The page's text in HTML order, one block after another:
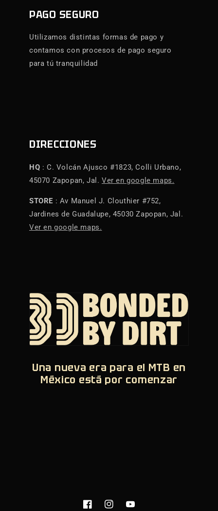
PAGO SEGURO
Utilizamos distintas formas de pago y
contamos con procesos de pago seguro
para tú tranquilidad
DIRECCIONES
HQ : C. Volcán Ajusco #1823, Colli Urbano,
45070 Zapopan, Jal. Ver en google maps.
STORE : Av Manuel J. Clouthier #752,
Jardines de Guadalupe, 45030 Zapopan, Jal.
Ver en google maps.
Una nueva era para el MTB en
México está por comenzar
FacebookInstagramYouTube